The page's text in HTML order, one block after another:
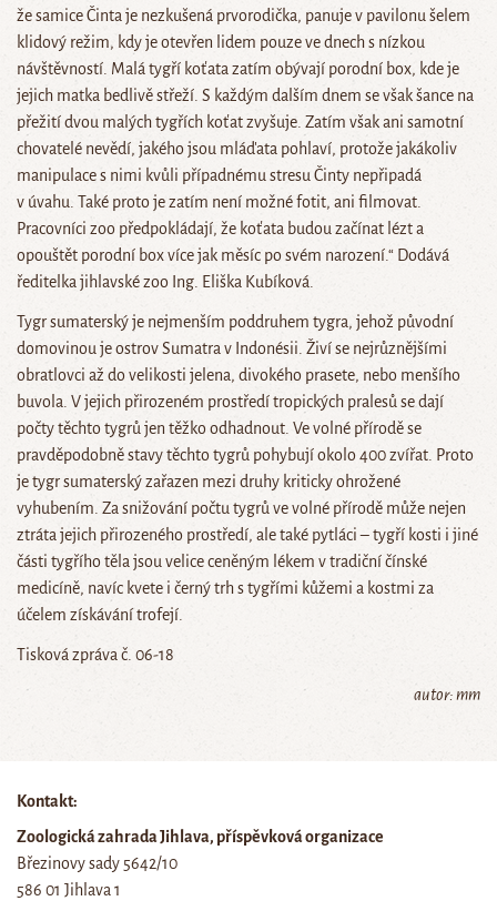
že samice Činta je nezkušená prvorodička, panuje v pavilonu šelem
klidový režim, kdy je otevřen lidem pouze ve dnech s nízkou
návštěvností. Malá tygří koťata zatím obývají porodní box, kde je
jejich matka bedlivě střeží. S každým dalším dnem se však šance na
přežití dvou malých tygřích koťat zvyšuje. Zatím však ani samotní
chovatelé nevědí, jakého jsou mláďata pohlaví, protože jakákoliv
manipulace s nimi kvůli případnému stresu Činty nepřipadá
v úvahu. Také proto je zatím není možné fotit, ani filmovat.
Pracovníci zoo předpokládají, že koťata budou začínat lézt a
opouštět porodní box více jak měsíc po svém narození.“ Dodává
ředitelka jihlavské zoo Ing. Eliška Kubíková.
Tygr sumaterský je nejmenším poddruhem tygra, jehož původní
domovinou je ostrov Sumatra v Indonésii. Živí se nejrůznějšími
obratlovci až do velikosti jelena, divokého prasete, nebo menšího
buvola. V jejich přirozeném prostředí tropických pralesů se dají
počty těchto tygrů jen těžko odhadnout. Ve volné přírodě se
pravděpodobně stavy těchto tygrů pohybují okolo 400 zvířat. Proto
je tygr sumaterský zařazen mezi druhy kriticky ohrožené
vyhubením. Za snižování počtu tygrů ve volné přírodě může nejen
ztráta jejich přirozeného prostředí, ale také pytláci – tygří kosti i jiné
části tygřího těla jsou velice ceněným lékem v tradiční čínské
medicíně, navíc kvete i černý trh s tygřími kůžemi a kostmi za
účelem získávání trofejí.
Tisková zpráva č. 06-18
autor: mm
Kontakt:
Zoologická zahrada Jihlava, příspěvková organizace
Březinovy sady 5642/10
586 01 Jihlava 1